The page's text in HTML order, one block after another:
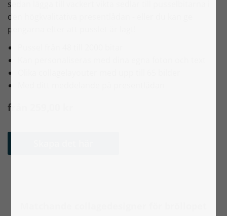
sedan lägga till vackert vikta sedlar till pusselbitarna i
den högkvalitativa presentlådan - eller du kan ge
pengarna efter att pusslet är lagt!
från 259,00 kr